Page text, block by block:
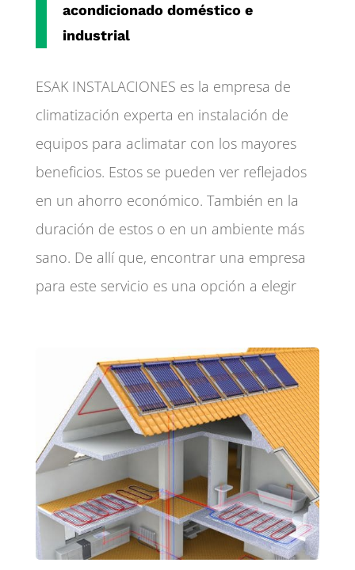
acondicionado doméstico e
industrial
ESAK INSTALACIONES es la empresa de
climatización experta en instalación de
equipos para aclimatar con los mayores
beneficios. Estos se pueden ver reflejados
en un ahorro económico. También en la
duración de estos o en un ambiente más
sano. De allí que, encontrar una empresa
para este servicio es una opción a elegir